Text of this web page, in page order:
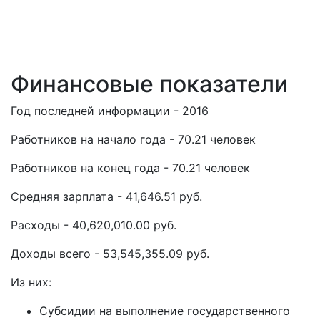
Финансовые показатели
Год последней информации - 2016
Работников на начало года - 70.21 человек
Работников на конец года - 70.21 человек
Средняя зарплата - 41,646.51 руб.
Расходы - 40,620,010.00 руб.
Доходы всего - 53,545,355.09 руб.
Из них:
Субсидии на выполнение государственного